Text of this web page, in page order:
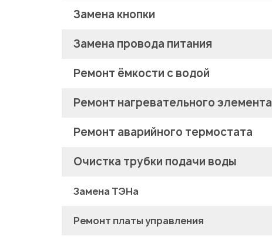
Замена кнопки
Замена провода питания
Ремонт ёмкости с водой
Ремонт нагревательного элемента
Ремонт аварийного термостата
Очистка трубки подачи воды
Замена ТЭНа
Ремонт платы управления